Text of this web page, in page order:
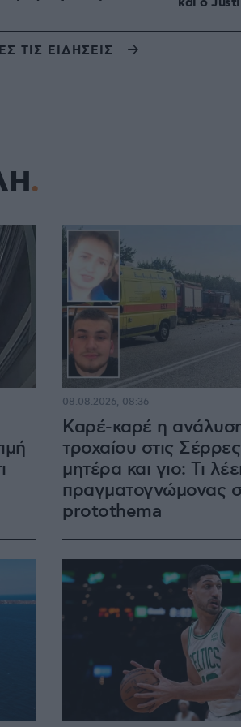
ΤΙΣ ΕΙΔΗΣΕΙΣ
Καρέ-καρέ η
τροχαίου στις
μητέρα και γιο: Τι λέει
πραγματογνώμονας
protothema
08.08.2026, 08:36